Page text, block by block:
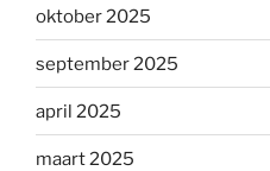
oktober 2025
september 2025
april 2025
maart 2025